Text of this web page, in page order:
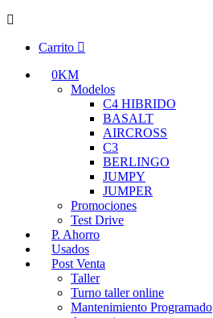
Carrito
0KM
Modelos
C4 HIBRIDO
BASALT
AIRCROSS
C3
BERLINGO
JUMPY
JUMPER
Promociones
Test Drive
P. Ahorro
Usados
Post Venta
Taller
Turno taller online
Mantenimiento Programado